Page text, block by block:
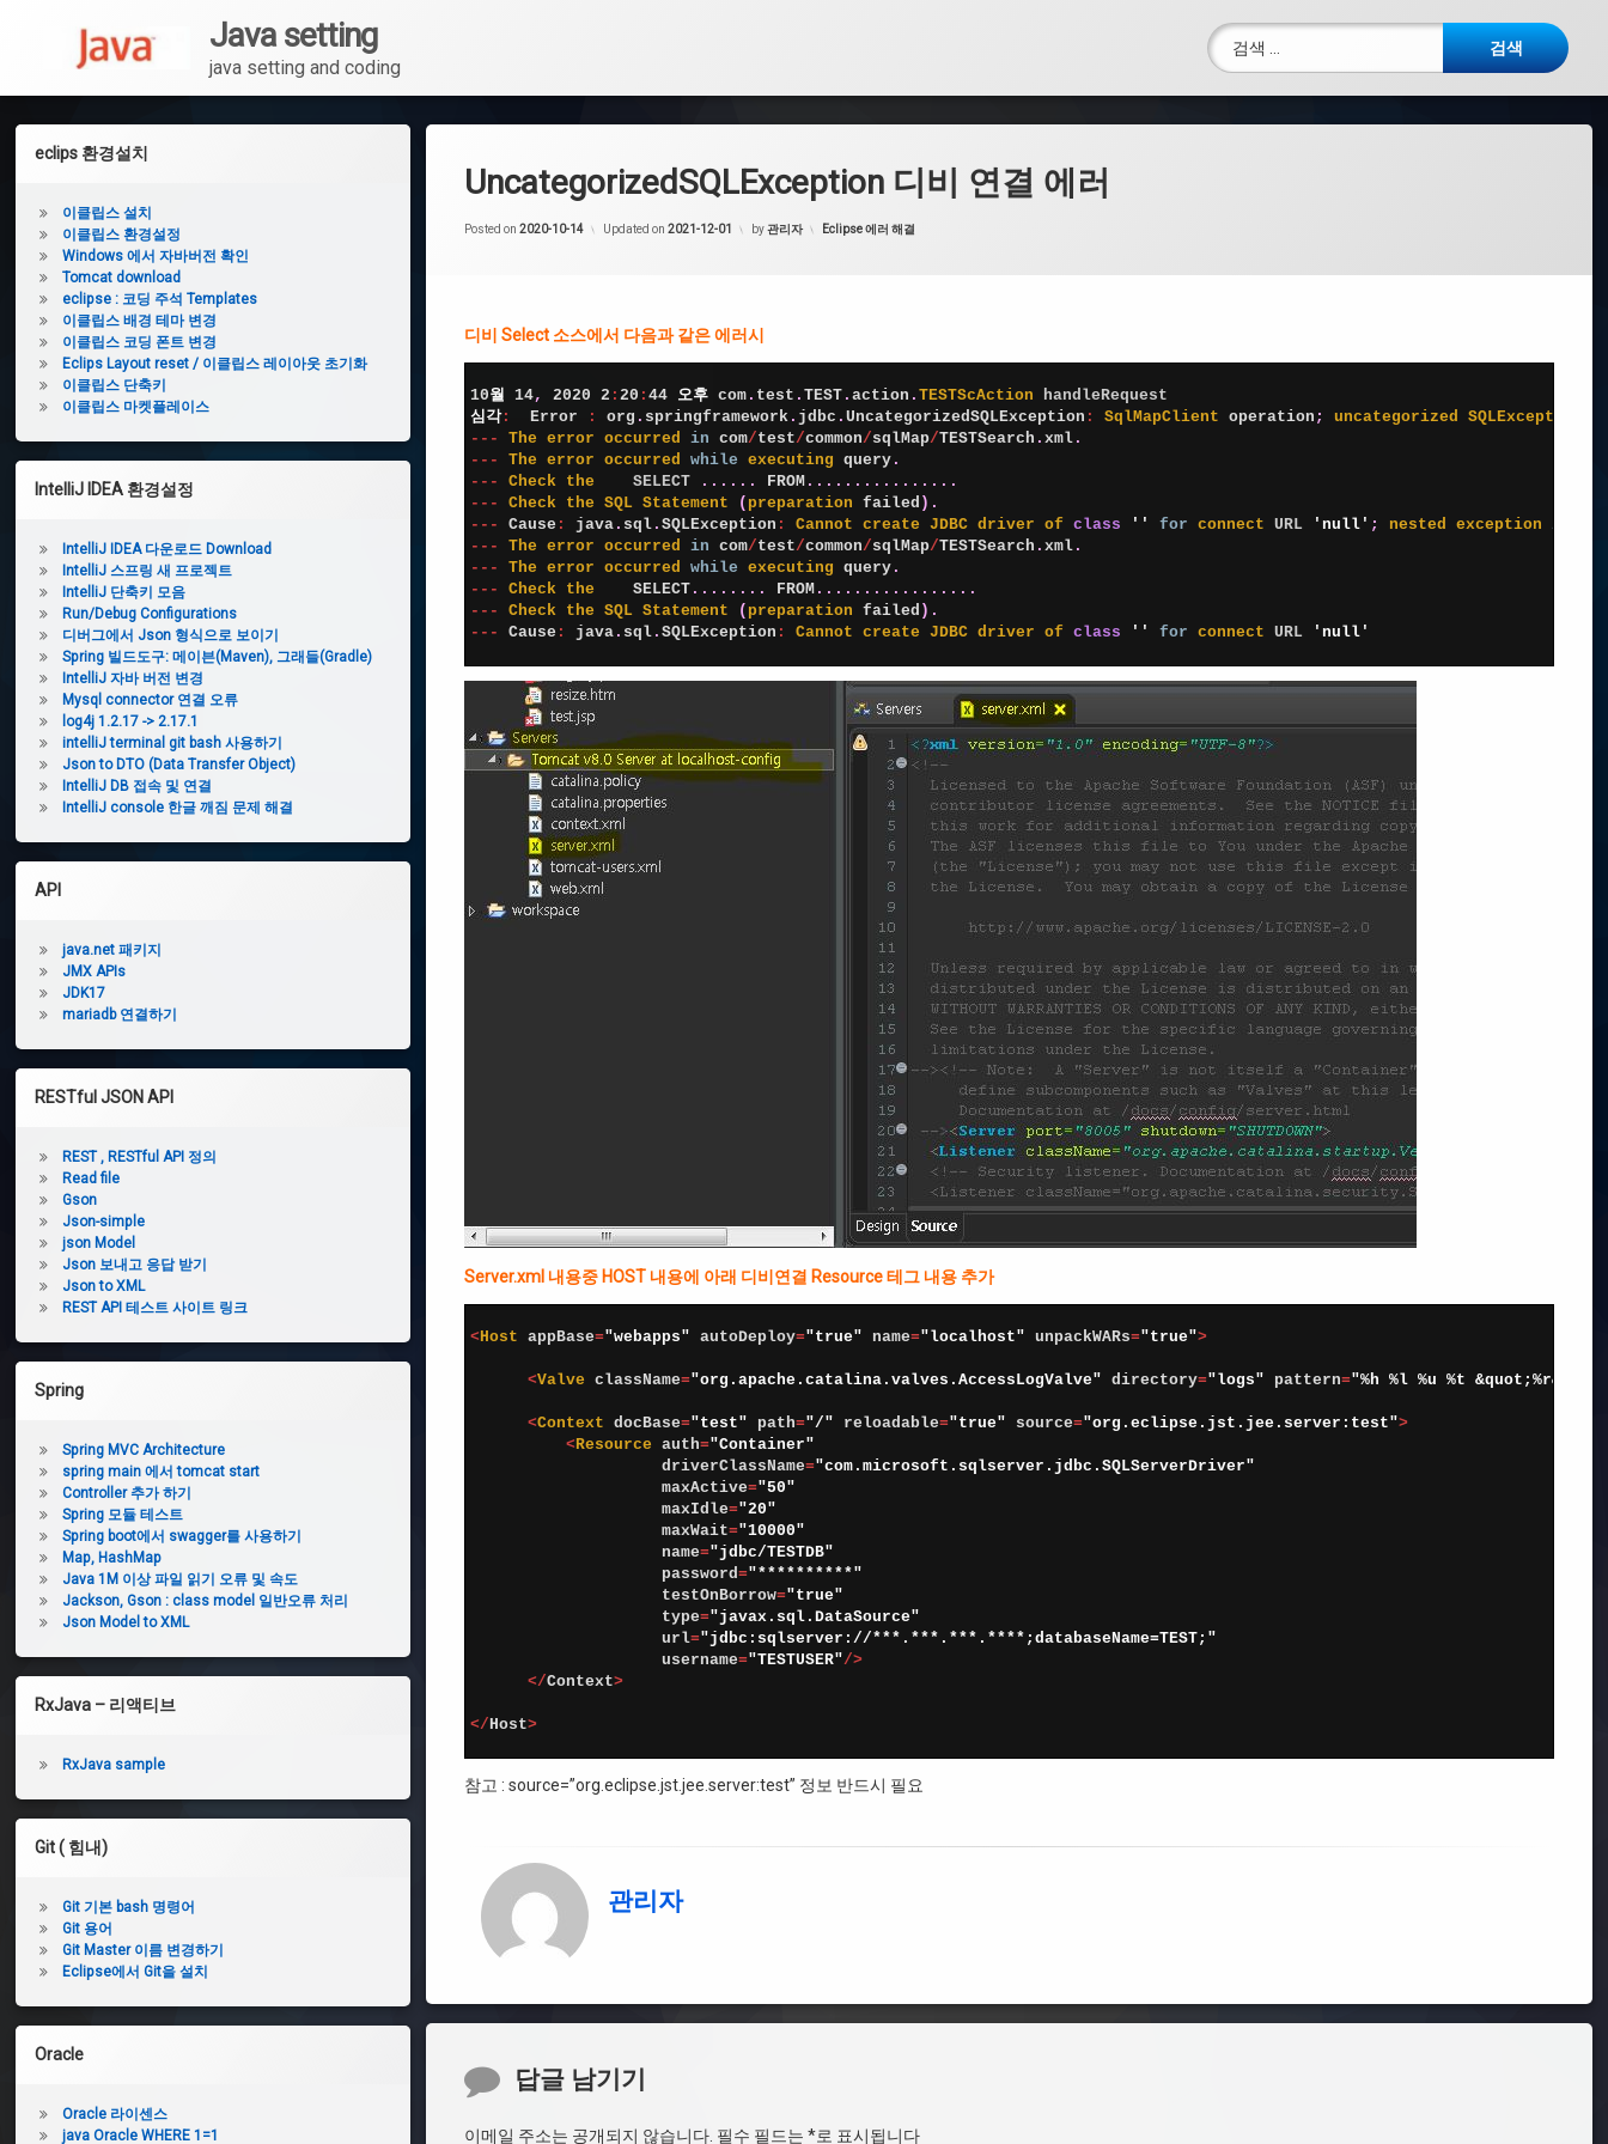
Java setting
java setting and coding
검색:
스
치
클
립
스
환
경
설
정
Windows
바버전
확인
Tomcat
download
eclipse :
코딩 주석
Templates
이
클
립
스
배
변
이
클
립
폰
경
Eclips
Layout
reset
/ 이클
립스
아웃
초기
화
이
클
립
스
단
축
키
클
립
스
마
레
UncategorizedSQLException 디비 연결 에러
Posted on 2020-10-14 Updated on 2021-12-01 by관리자
카
Eclipse 에러 해결
디비 Select 소스에서 다음과 같은 에러시
10월 14, 2020 2 : 20 : 44 오후 com. test . TEST. action . TESTScAction handleRequest
심각: Error : org . springframework. jdbc . UncategorizedSQLException : SqlMapClient operation ; uncategorized SQLException
-- - The error occurred in com/test/common/sqlMap/TESTSearch . xml.
-- - The error occurred while executing query.
-- - Check the SELECT . . . . . . FROM. . . . . . . . . . . . . . . .
-- - Check the SQL Statement ( preparation failed ) .
-- - Cause : java. sql. SQLException : Cannot create JDBC driver of class '' for connect URL 'null' ; nested exception is
-- - The error occurred in com/test/common/sqlMap/TESTSearch . xml.
-- - The error occurred while executing query.
-- - Check the SELECT. . . . . . . . FROM. . . . . . . . . . . . . . . . .
-- - Check the SQL Statement ( preparation failed ) .
-- - Cause : java. sql. SQLException : Cannot create JDBC driver of class '' for connect URL 'null'
Server.xml 내용중 HOST 내용에 아래 디비연결 Resource 테그 내용 추가
<Host appBase="webapps" autoDeploy="true" name="localhost" unpackWARs="true">
<Valve className="org.apache.catalina.valves.AccessLogValve" directory="logs" pattern="%h %l %u %t
<Context docBase="test" path="/" reloadable="true" source="org.eclipse.jst.jee.server:test">
<Resource auth="Container"
driverClassName="com.microsoft.sqlserver.jdbc.SQLServerDriver"
maxActive="50"
maxIdle="20"
maxWait="10000"
name="jdbc/TESTDB"
password="**********"
testOnBorrow="true"
type="javax.sql.DataSource"
url="jdbc:sqlserver://***.***.***.****;databaseName=TEST;"
username="TESTUSER"/>
</Context>
</Host>
참고 : source=”org.eclipse.jst.jee.server:test” 정보 반드시 필요
관리자
댓
답글 남기기
이메일 주소는 공개되지 않습니다. 필수 필드는 *로 표시됩니다
왼
사
이
드
바
eclips 환경설치
이클립스 설치
이클립스 환경설정
Windows 에서 자바버전 확인
Tomcat download
eclipse : 코딩 주석 Templates
이클립스 배경 테마 변경
이클립스 코딩 폰트 변경
Eclips Layout reset / 이클립스 레이아웃 초기화
이클립스 단축키
이클립스 마켓플레이스
IntelliJ IDEA 환경설정
IntelliJ IDEA 다운로드 Download
IntelliJ 스프링 새 프로젝트
IntelliJ 단축키 모음
Run/Debug Configurations
디버그에서 Json 형식으로 보이기
Spring 빌드도구: 메이븐(Maven), 그래들(Gradle)
IntelliJ 자바 버전 변경
Mysql connector 연결 오류
log4j 1.2.17 -> 2.17.1
intelliJ terminal git bash 사용하기
Json to DTO (Data Transfer Object)
IntelliJ DB 접속 및 연결
IntelliJ console 한글 깨짐 문제 해결
API
java.net 패키지
JMX APIs
JDK17
mariadb 연결하기
RESTful JSON API
REST , RESTful API 정의
Read file
Gson
Json-simple
json Model
Json 보내고 응답 받기
Json to XML
REST API 테스트 사이트 링크
Spring
Spring MVC Architecture
spring main 에서 tomcat start
Controller 추가 하기
Spring 모듈 테스트
Spring boot에서 swagger를 사용하기
Map, HashMap
Java 1M 이상 파일 읽기 오류 및 속도
Jackson, Gson : class model 일반오류 처리
Json Model to XML
RxJava – 리액티브
RxJava sample
Git ( 힘내)
Git 기본 bash 명령어
Git 용어
Git Master 이름 변경하기
Eclipse에서 Git을 설치
Oracle
Oracle 라이센스
java Oracle WHERE 1=1